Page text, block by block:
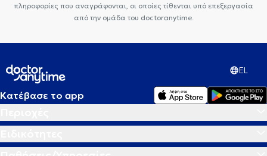
πληροφορίες που αναγράφονται, οι οποίες τίθενται υπό επεξεργασία
από την ομάδα του doctoranytime.
EL
Κατέβασε το app